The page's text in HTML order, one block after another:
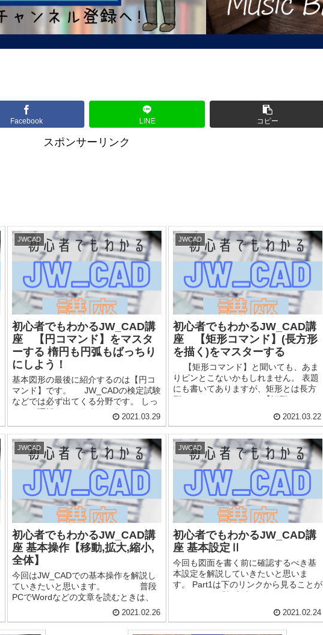
Facebook LINE コピー
スポンサーリンク
JWCAD
初心者でもわかるJW_CAD講
座 【円コマンド】をマスタ
ーする 楕円も円弧もばっちり
にしよう！
基本図形の最後に紹介するのは【円コ
マンド】です。 JW_CADの検定試験
などでは必ず出てくる分野です。 しっ
かりと理解しておきましょう。
【円コマンド】の使い方 毎度同じよう
な説明です...
2021.03.29
JWCAD
初心者でもわかるJW_CAD講
座 【矩形コマンド】(長方形
を描く)をマスターする
【矩形コマンド】と聞いても、あま
りピンとこないかもしれません。 表題
にも書いてありますが、矩形とは長方
形のことです。 この【矩形コマン
に時間を大幅に短縮することができま
す。...
2021.03.22
JWCAD
初心者でもわかるJW_CAD講
座 基本操作【移動,拡大,縮小,
全体】
今回はJW_CADでの基本操作を解説し
ていきたいと思います。 普段
PCでWordなどの文章を読むときは、
どのようにページ移動を行っています
か？ マウスを使っている方なら、マウ
スの真ん中にあるコロコ...
2021.02.26
JWCAD
初心者でもわかるJW_CAD講
座 基本設定Ⅱ
今回も図面を書く前に確認するべき基
本設定を解説していきたいと思いま
す。 Part1は下のリンクから見ることが
て、今回はコマンド(ボタン)...2021.02.24